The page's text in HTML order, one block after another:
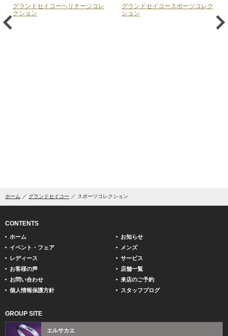
グランドセイコーヘリテージコレ
クション
グランドセイコースポーツコレク
ション
ホーム グランドセイコー スポーツコレクション
CONTENTS
ホーム
お知らせ
イベント・フェア
メンズ
レディース
サービス
お客様の声
店舗一覧
お問い合わせ
来店のご予約
個人情報保護方針
スタッフブログ
GROUP SITE
エルサカエ